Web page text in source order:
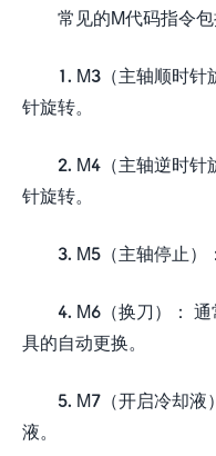
常见的M代码指令包
1. M3（主轴顺时针
针旋转。
2. M4（主轴逆时针
针旋转。
3. M5（主轴停止）
4. M6（换刀）：
具的自动更换。
5. M7（开启冷却液
液。